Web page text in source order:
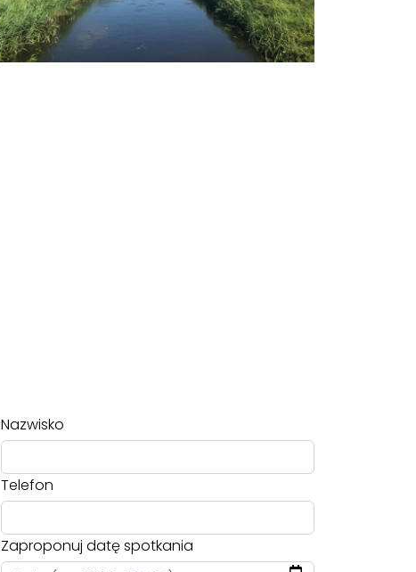
Nazwisko
Telefon
Zaproponuj datę spotkania